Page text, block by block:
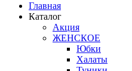
Главная
Каталог
Акция
ЖЕНСКОЕ
Юбки
Халаты